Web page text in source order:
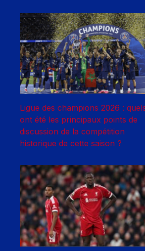
Ligue des champions 2026 :
ont été les principaux points de
discussion de la compétition
historique de cette saison ?